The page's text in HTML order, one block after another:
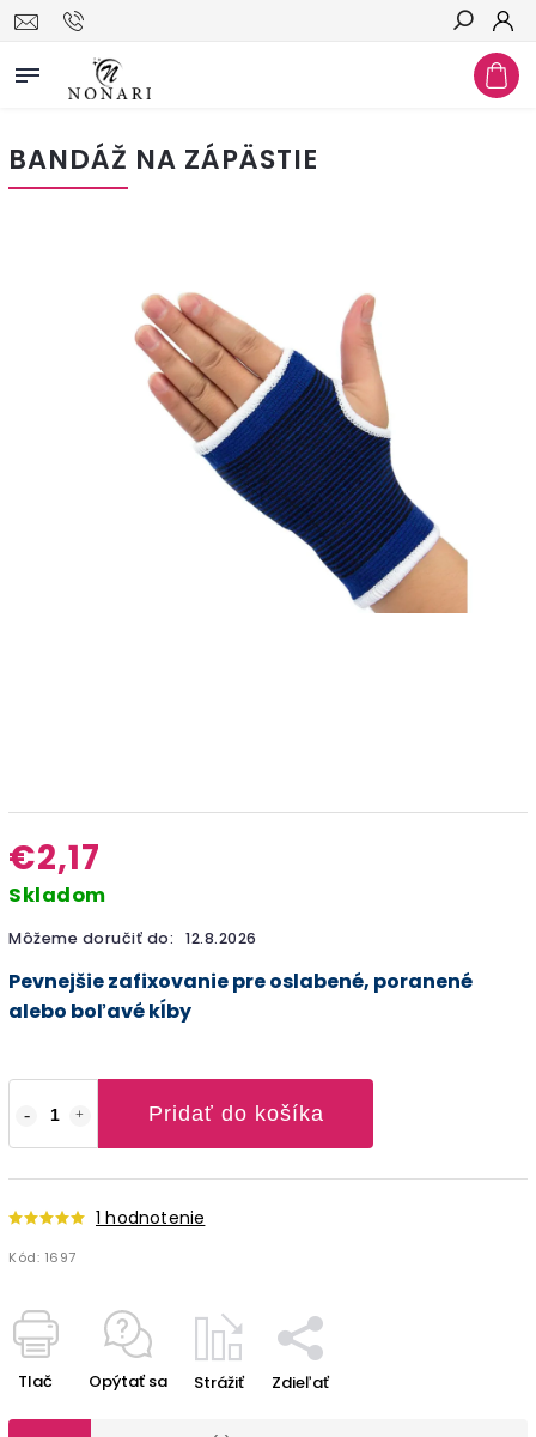
Hľadať
BANDÁŽ NA ZÁPÄSTIE
€2,17
Skladom
Môžeme doručiť do: 12.8.2026
Pridať do košíka
1 hodnotenie
Kód: 1697
Pevnejšie zafixovanie pre oslabené, poranené
alebo boľavé kĺby
Tlač Opýtať sa Strážiť Zdieľať